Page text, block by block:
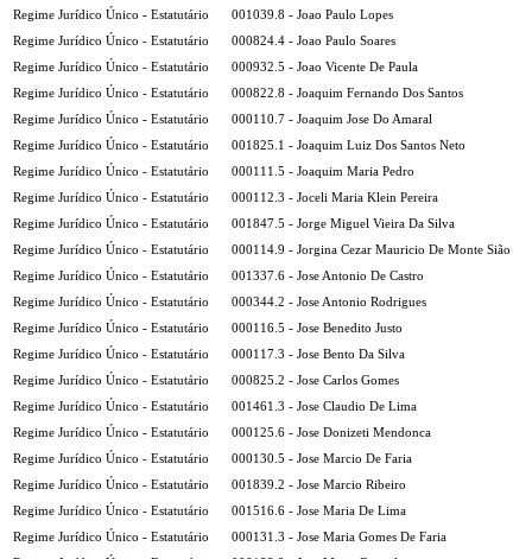
Regime Jurídico Único - Estatutário
001039.8 - Joao Paulo Lopes
Regime Jurídico Único - Estatutário
000824.4 - Joao Paulo Soares
Regime Jurídico Único - Estatutário
000932.5 - Joao Vicente De Paula
Regime Jurídico Único - Estatutário
000822.8 - Joaquim Fernando Dos Santos
Regime Jurídico Único - Estatutário
000110.7 - Joaquim Jose Do Amaral
Regime Jurídico Único - Estatutário
001825.1 - Joaquim Luiz Dos Santos Neto
Regime Jurídico Único - Estatutário
000111.5 - Joaquim Maria Pedro
Regime Jurídico Único - Estatutário
000112.3 - Joceli Maria Klein Pereira
Regime Jurídico Único - Estatutário
001847.5 - Jorge Miguel Vieira Da Silva
Regime Jurídico Único - Estatutário
000114.9 - Jorgina Cezar Mauricio De Monte Sião
Regime Jurídico Único - Estatutário
001337.6 - Jose Antonio De Castro
Regime Jurídico Único - Estatutário
000344.2 - Jose Antonio Rodrigues
Regime Jurídico Único - Estatutário
000116.5 - Jose Benedito Justo
Regime Jurídico Único - Estatutário
000117.3 - Jose Bento Da Silva
Regime Jurídico Único - Estatutário
000825.2 - Jose Carlos Gomes
Regime Jurídico Único - Estatutário
001461.3 - Jose Claudio De Lima
Regime Jurídico Único - Estatutário
000125.6 - Jose Donizeti Mendonca
Regime Jurídico Único - Estatutário
000130.5 - Jose Marcio De Faria
Regime Jurídico Único - Estatutário
001839.2 - Jose Marcio Ribeiro
Regime Jurídico Único - Estatutário
001516.6 - Jose Maria De Lima
Regime Jurídico Único - Estatutário
000131.3 - Jose Maria Gomes De Faria